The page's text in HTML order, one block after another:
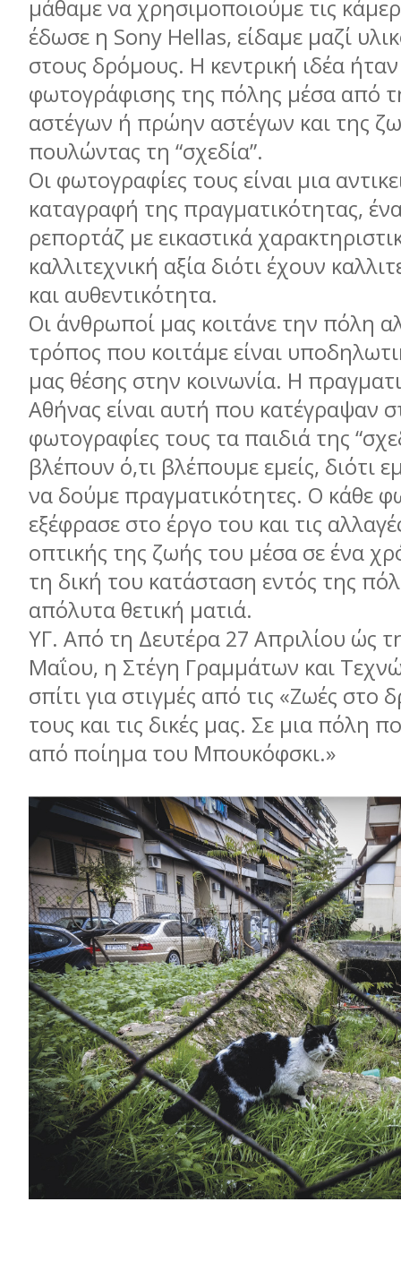
µάθαµε να χρησιµοποιούµε τις
έδωσε η Sony Hellas, είδαµε µαζί
στους δρόµους. H κεντρική ιδέα
φωτογράφισης της πόλης µέσα από
αστέγων ή πρώην αστέγων και της
πουλώντας τη “σχεδία”.
Οι φωτογραφίες τους είναι µια
καταγραφή της πραγµατικότητας,
ρεπορτάζ µε εικαστικά
καλλιτεχνική αξία διότι έχουν
και αυθεντικότητα.
Οι άνθρωποί µας κοιτάνε την πόλη
τρόπος που κοιτάµε είναι
µας θέσης στην κοινωνία. Η
Αθήνας είναι αυτή που κατέγραψαν
φωτογραφίες τους τα παιδιά της
βλέπουν ό,τι βλέπουµε εµείς, διότι
να δούµε πραγµατικότητες. Ο κάθε
εξέφρασε στο έργο του και τις
οπτικής της ζωής του µέσα σε ένα
τη δική του κατάσταση εντός της
απόλυτα θετική µατιά.
ΥΓ. Από τη Δευτέρα 27 Απριλίου ώς
Μαΐου, η Στέγη Γραµµάτων και
σπίτι για στιγµές από τις «Ζωές στο
τους και τις δικές µας. Σε µια πόλη
από ποίηµα του Μπουκόφσκι.»